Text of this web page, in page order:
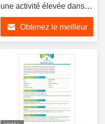
une activité élevée dans
les industries
Obtenez le meilleur